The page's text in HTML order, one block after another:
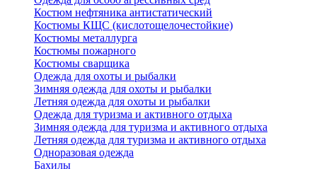
Костюм нефтяника антистатический
Костюмы КЩС (кислотощелочестойкие)
Костюмы металлурга
Костюмы пожарного
Костюмы сварщика
Одежда для охоты и рыбалки
Зимняя одежда для охоты и рыбалки
Летняя одежда для охоты и рыбалки
Одежда для туризма и активного отдыха
Зимняя одежда для туризма и активного отдыха
Летняя одежда для туризма и активного отдыха
Одноразовая одежда
Бахилы